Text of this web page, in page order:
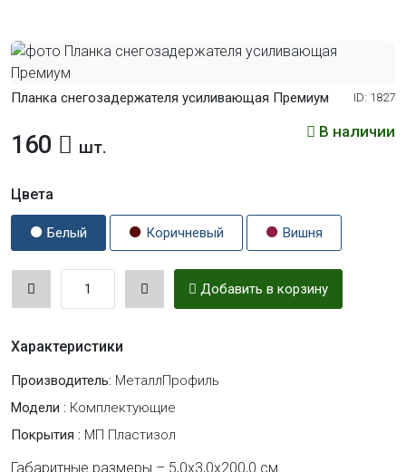
Планка снегозадержателя усиливающая Премиум ID: 1827
В наличии
160 шт.
Цвета
Белый Коричневый Вишня
Добавить в корзину
Характеристики
Производитель: МеталлПрофиль
Модели : Комплектующие
Покрытия : МП Пластизол
Габаритные размеры – 5,0х3,0х200,0 см.